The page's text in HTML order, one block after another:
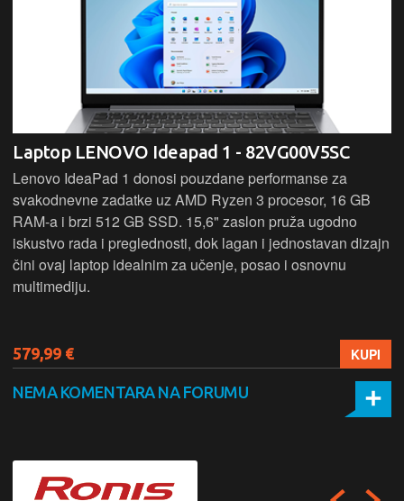
Laptop LENOVO Ideapad 1 - 82VG00V5SC
Lenovo IdeaPad 1 donosi pouzdane performanse za
svakodnevne zadatke uz AMD Ryzen 3 procesor, 16 GB
RAM-a i brzi 512 GB SSD. 15,6" zaslon pruža ugodno
iskustvo rada i preglednosti, dok lagan i jednostavan dizajn
čini ovaj laptop idealnim za učenje, posao i osnovnu
multimediju.
579,99 € KUPI
NEMA KOMENTARA NA FORUMU